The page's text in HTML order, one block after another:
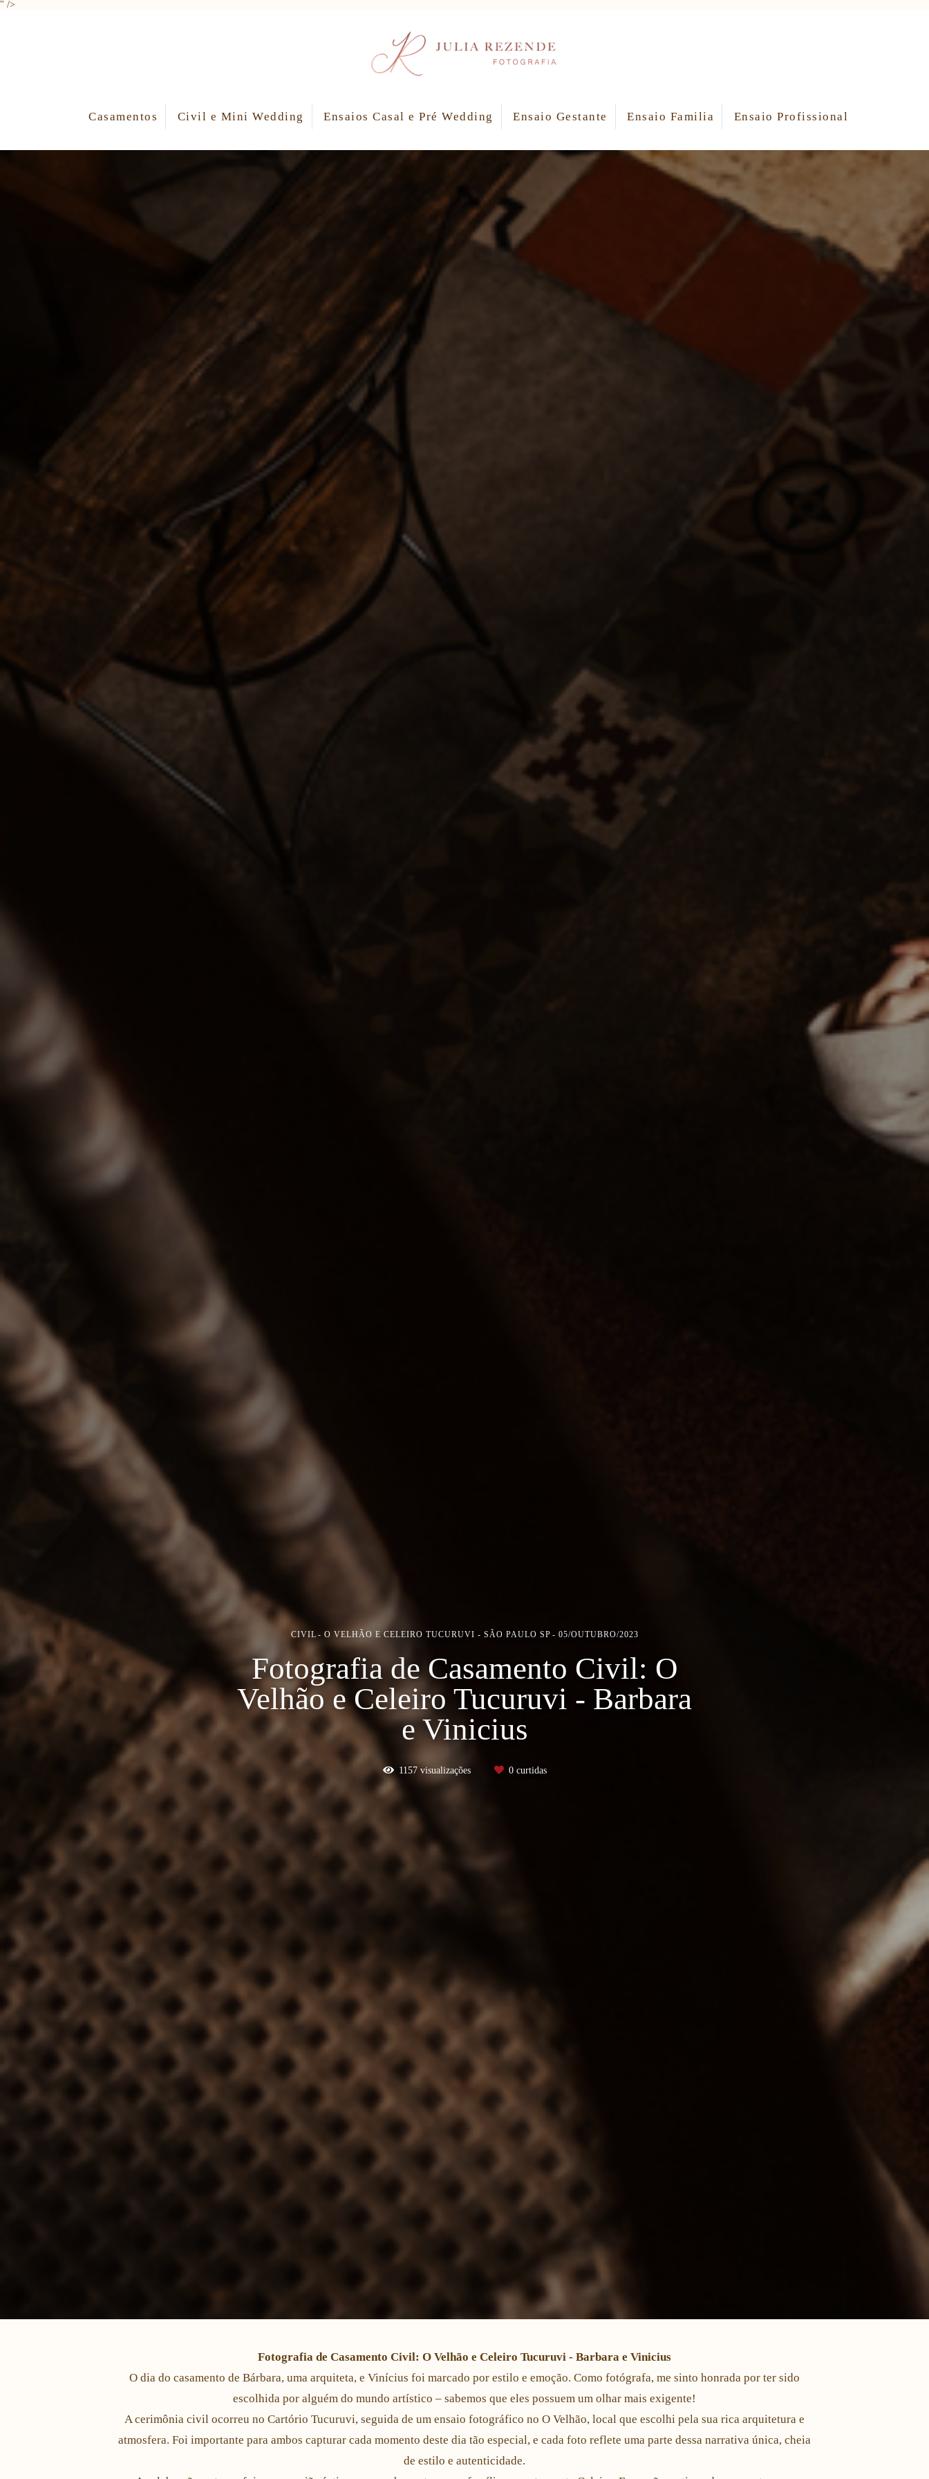
" />
Casamentos Civil e Mini Wedding Ensaios Casal e Pré Wedding Ensaio Gestante Ensaio Familia Ensaio Profissional
CIVIL O VELHÃO E CELEIRO TUCURUVI - SÃO PAULO SP 05/OUTUBRO/2023
Fotografia de Casamento Civil: O
Velhão e Celeiro Tucuruvi - Barbara
e Vinicius
1157visualizações 0curtidas
Fotografia de Casamento Civil: O Velhão e Celeiro Tucuruvi - Barbara e Vinicius
O dia do casamento de Bárbara, uma arquiteta, e Vinícius foi marcado por estilo e emoção. Como fotógrafa, me sinto honrada por ter sido
escolhida por alguém do mundo artístico – sabemos que eles possuem um olhar mais exigente!
A cerimônia civil ocorreu no Cartório Tucuruvi, seguida de um ensaio fotográfico no O Velhão, local que escolhi pela sua rica arquitetura e
atmosfera. Foi importante para ambos capturar cada momento deste dia tão especial, e cada foto reflete uma parte dessa narrativa única, cheia
de estilo e autenticidade.